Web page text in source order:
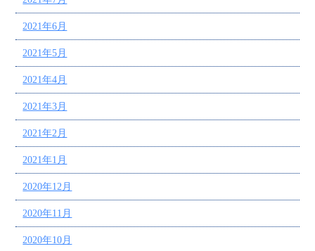
2021年6月
2021年5月
2021年4月
2021年3月
2021年2月
2021年1月
2020年12月
2020年11月
2020年10月